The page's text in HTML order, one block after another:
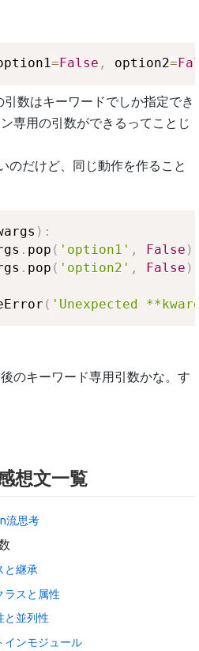
= False , option2=
数はキーワードでしか指定でき
専用の引数ができるってことじ
のだけど、同じ動作を作ること
) :
. pop ( 'option1' , False )
. pop ( 'option2' , False )
( 'Unexpected
のキーワード専用引数かな。す
想文一覧
流思考
と継承
ラスと属性
と並列性
インモジュール